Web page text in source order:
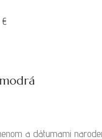
€
a dátumami